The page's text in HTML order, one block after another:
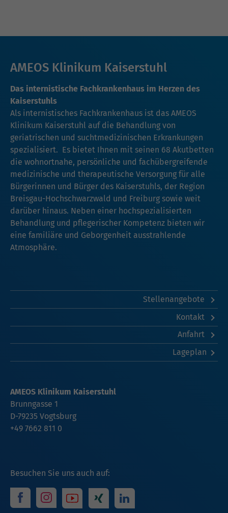
AMEOS Klinikum Kaiserstuhl
Das internistische Fachkrankenhaus im Herzen des
Kaiserstuhls
Als internistisches Fachkrankenhaus ist das AMEOS
Klinikum Kaiserstuhl auf die Behandlung von
geriatrischen und suchtmedizinischen Erkrankungen
spezialisiert. Es bietet Ihnen mit seinen 68 Akutbetten
die wohnortnahe, persönliche und fachübergreifende
medizinische und therapeutische Versorgung für alle
Bürgerinnen und Bürger des Kaiserstuhls, der Region
Breisgau-Hochschwarzwald und Freiburg sowie weit
darüber hinaus. Neben einer hochspezialisierten
Behandlung und pflegerischer Kompetenz bieten wir
eine familiäre und Geborgenheit ausstrahlende
Atmosphäre.
Stellenangebote
Kontakt
Anfahrt
Lageplan
Besuchen Sie uns auch auf:
AMEOS Klinikum Kaiserstuhl
Brunngasse 1
D-79235 Vogtsburg
+49 7662 811 0